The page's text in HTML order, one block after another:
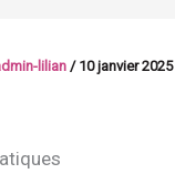
lilian/ 10 janvier 2025